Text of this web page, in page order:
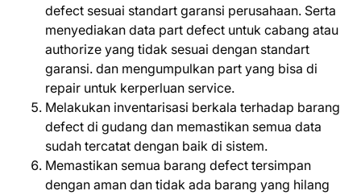
defect sesuai standart garansi perusahaan. Serta
menyediakan data part defect untuk cabang atau
authorize yang tidak sesuai dengan standart
garansi. dan mengumpulkan part yang bisa di
repair untuk kerperluan service.
Melakukan inventarisasi berkala terhadap barang
defect di gudang dan memastikan semua data
sudah tercatat dengan baik di sistem.
Memastikan semua barang defect tersimpan
dengan aman dan tidak ada barang yang hilang